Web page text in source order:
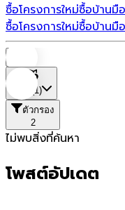
ซื้อโครงการใหม่ซื้อบ้านมื
ซื้อโครงการใหม่ซื้อบ้านมื
(1)
ตัวกรอง
2
ไม่พบสิ่งที่ค้นหา
โพสต์อัปเดต